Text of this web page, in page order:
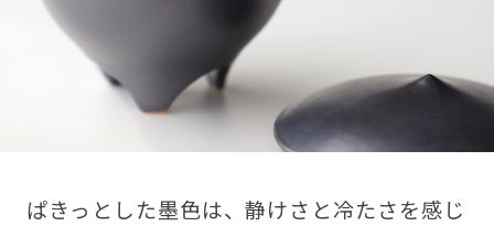
ぱきっとした墨色は、静けさと冷たさを感じ